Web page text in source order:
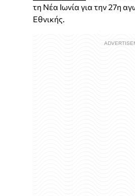
τη Νέα Ιωνία για την 27η
Εθνικής.